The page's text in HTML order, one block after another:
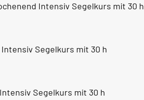
Intensiv Segelkurs mit 30 h
Intensiv Segelkurs mit 30 h
Segelkurs mit 30 h